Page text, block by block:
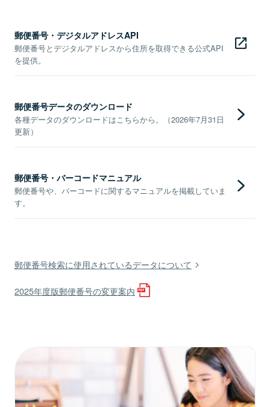
郵便番号・デジタルアドレスAPI
郵便番号とデジタルアドレスから住所を取得できる公式API
を提供。
郵便番号データのダウンロード
各種データのダウンロードはこちらから。（2026年7月31日
更新）
郵便番号・バーコードマニュアル
郵便番号や、バーコードに関するマニュアルを掲載していま
す。
郵便番号検索に使用されているデータについて
2025年度版郵便番号の変更案内